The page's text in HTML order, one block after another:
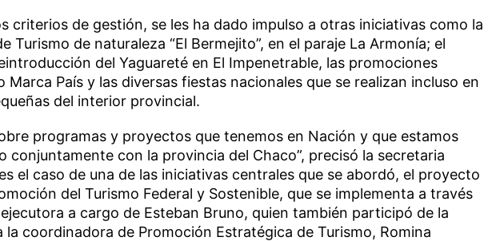
criterios de gestión, se les ha dado impulso a otras iniciativas como la
Turismo de naturaleza “El Bermejito”, en el paraje La Armonía; el
del Yaguareté en El Impenetrable, las promociones
Marca País y las diversas fiestas nacionales que se realizan incluso en
del interior provincial.
programas y proyectos que tenemos en Nación y que estamos
conjuntamente con la provincia del Chaco”, precisó la secretaria
el caso de una de las iniciativas centrales que se abordó, el proyecto
del Turismo Federal y Sostenible, que se implementa a través
a cargo de Esteban Bruno, quien también participó de la
la coordinadora de Promoción Estratégica de Turismo, Romina